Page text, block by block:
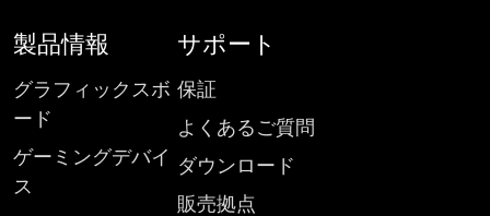
製品情報
グラフィックスボ
ード
ゲーミングデバイ
ス
サポート
保証
よくあるご質問
ダウンロード
販売拠点